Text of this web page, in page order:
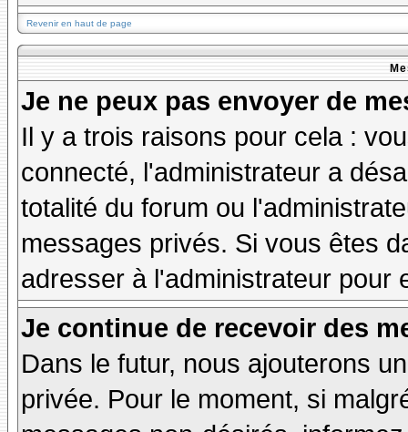
Revenir en haut de page
Je ne peux pas envoyer de
Il y a trois raisons pour cela :
connecté, l'administrateur a
totalité du forum ou
messages privés. Si vous êtes
adresser à l'administrateur pour
Je continue de recevoir des
Dans le futur, nous ajouterons
privée. Pour le moment, si